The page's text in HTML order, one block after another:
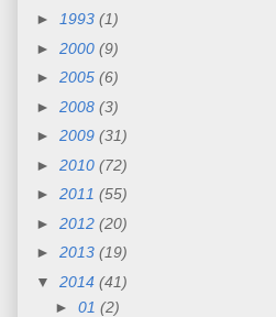
►
1993 (1)
► 2000 (9)
► 2005 (6)
► 2008 (3)
► 2009 (31)
► 2010 (72)
► 2011 (55)
► 2012 (20)
► 2013 (19)
▼ 2014 (41)
► 01 (2)